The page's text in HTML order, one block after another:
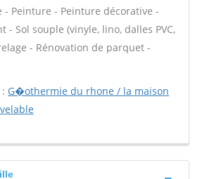
- Peinture - Peinture décorative -
- Sol souple (vinyle, lino, dalles PVC,
- Rénovation de parquet -
G�othermie du rhone / la maison